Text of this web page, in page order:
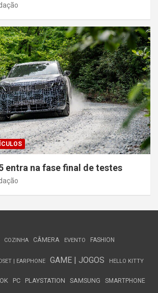
entra na fase final de testes
COZINHA CÂMERA EVENTO FASHION
| EARPHONE GAME | JOGOS HELLO KITTY
PC PLAYSTATION SAMSUNG SMARTPHONE